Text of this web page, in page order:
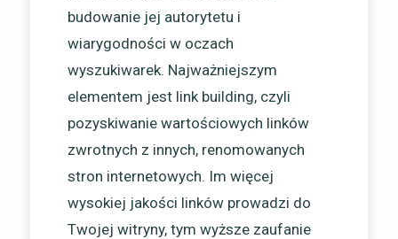
budowanie jej autorytetu i
wiarygodności w oczach
wyszukiwarek. Najważniejszym
elementem jest link building, czyli
pozyskiwanie wartościowych linków
zwrotnych z innych, renomowanych
stron internetowych. Im więcej
wysokiej jakości linków prowadzi do
Twojej witryny, tym wyższe zaufanie